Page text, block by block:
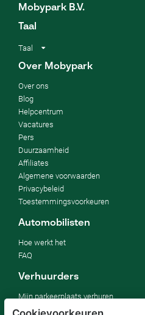
Mobypark B.V.
Taal
Taal
Over Mobypark
Over ons
Blog
Helpcentrum
Vacatures
Pers
Duurzaamheid
Affiliates
Algemene voorwaarden
Privacybeleid
Toestemmingsvoorkeuren
Automobilisten
Hoe werkt het
FAQ
Verhuurders
Mijn parkeerplaats verhuren
Voor bedrijven